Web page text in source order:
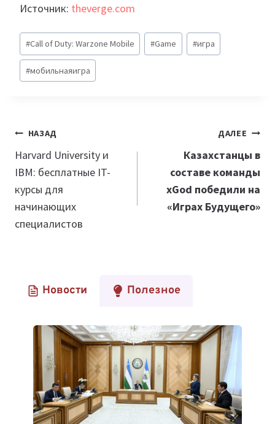
Источник: theverge.com
Метки
записи:
#Call of Duty: Warzone Mobile #Game #игра
#мобильнаяигра
Навигация
по
записям
НАЗАД
Harvard University и
IBM: бесплатные IT-
курсы для
начинающих
специалистов
ДАЛЕЕ
Казахстанцы в
составе команды
xGod победили на
«Играх Будущего»
Новости Полезное